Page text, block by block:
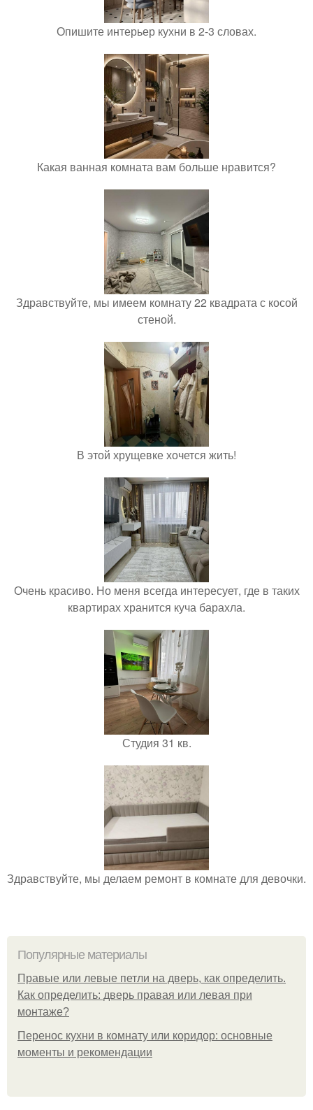
Опишите интерьер кухни в 2-3 словах.
Какая ванная комната вам больше нравится?
Здравствуйте, мы имеем комнату 22 квадрата с косой
стеной.
В этой хрущевке хочется жить!
Очень красиво. Но меня всегда интересует, где в таких
квартирах хранится куча барахла.
Студия 31 кв.
Здравствуйте, мы делаем ремонт в комнате для девочки.
Популярные материалы
Правые или левые петли на дверь, как определить.
Как определить: дверь правая или левая при
монтаже?
Перенос кухни в комнату или коридор: основные
моменты и рекомендации